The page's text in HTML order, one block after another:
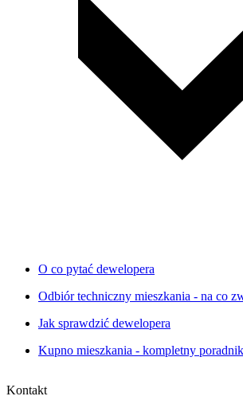
O co pytać dewelopera
Odbiór techniczny mieszkania - na co
Jak sprawdzić dewelopera
Kupno mieszkania - kompletny poradnik
Kontakt